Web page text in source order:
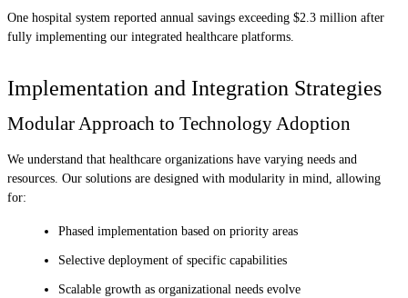
One hospital system reported annual savings exceeding $2.3 million after
fully implementing our integrated healthcare platforms.
Implementation and Integration Strategies
Modular Approach to Technology Adoption
We understand that healthcare organizations have varying needs and
resources. Our solutions are designed with modularity in mind, allowing
for:
Phased implementation based on priority areas
Selective deployment of specific capabilities
Scalable growth as organizational needs evolve